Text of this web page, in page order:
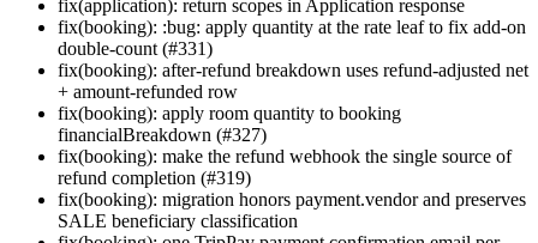
fix(application): return scopes in Application response
fix(booking): :bug: apply quantity at the rate leaf to fix add-on
double-count (#331)
fix(booking): after-refund breakdown uses refund-adjusted net
+ amount-refunded row
fix(booking): apply room quantity to booking
financialBreakdown (#327)
fix(booking): make the refund webhook the single source of
refund completion (#319)
fix(booking): migration honors payment.vendor and preserves
SALE beneficiary classification